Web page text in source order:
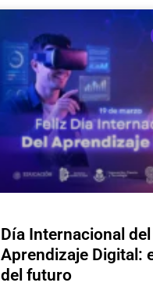
Día Internacional del
Aprendizaje Digital:
del futuro